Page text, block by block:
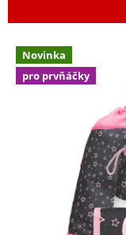
r
o
d
V
p
Novinka
pro prvňáčky